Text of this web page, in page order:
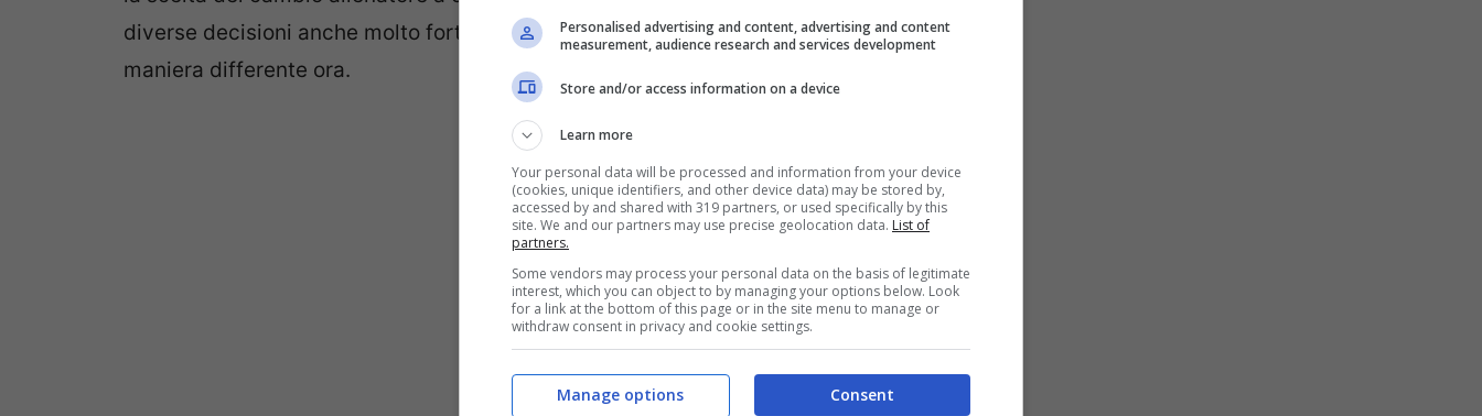
diverse decisioni anche molto forti dello stessoThiago Mottache guarda avanti in
maniera differente ora.
Personalised advertising and content, advertising and content
measurement, audience research and services development
Store and/or access information on a device
Learn more
Your personal data will be processed and information from your device
(cookies, unique identifiers, and other device data) may be stored by,
accessed by and shared with 319 partners, or used specifically by this
site. We and our partners may use precise geolocation data. List of
partners.
Some vendors may process your personal data on the basis of legitimate
interest, which you can object to by managing your options below. Look
for a link at the bottom of this page or in the site menu to manage or
withdraw consent in privacy and cookie settings.
Consent
Manage options